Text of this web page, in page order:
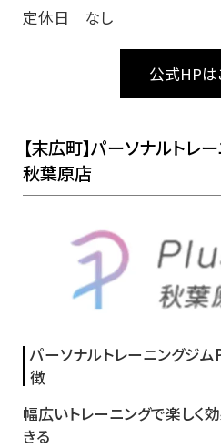
定休日 なし
公式HPは
【末広町】パーソナルト
秋葉原店
パーソナルトレーニングジ
徴
幅広いトレーニングで楽しく
きる